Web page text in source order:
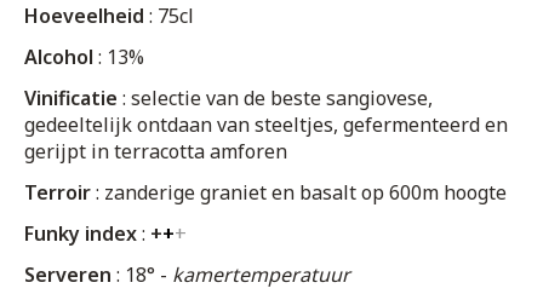
Hoeveelheid : 75cl
Alcohol : 13%
Vinificatie : selectie van de beste sangiovese,
gedeeltelijk ontdaan van steeltjes, gefermenteerd en
gerijpt in terracotta amforen
Terroir: zanderige graniet en basalt op 600m hoogte
Funky index: +++
Serveren : 18° - kamertemperatuur